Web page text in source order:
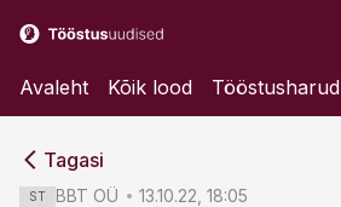
Avaleht Kõik lood Tööstusharud
Tagasi
ST BBT OÜ 13.10.22, 18:05